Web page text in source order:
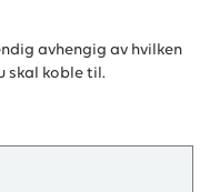
avhengig av hvilken
skal koble til.